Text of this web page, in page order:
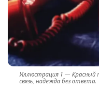
Красный
связь, надежда без ответа.